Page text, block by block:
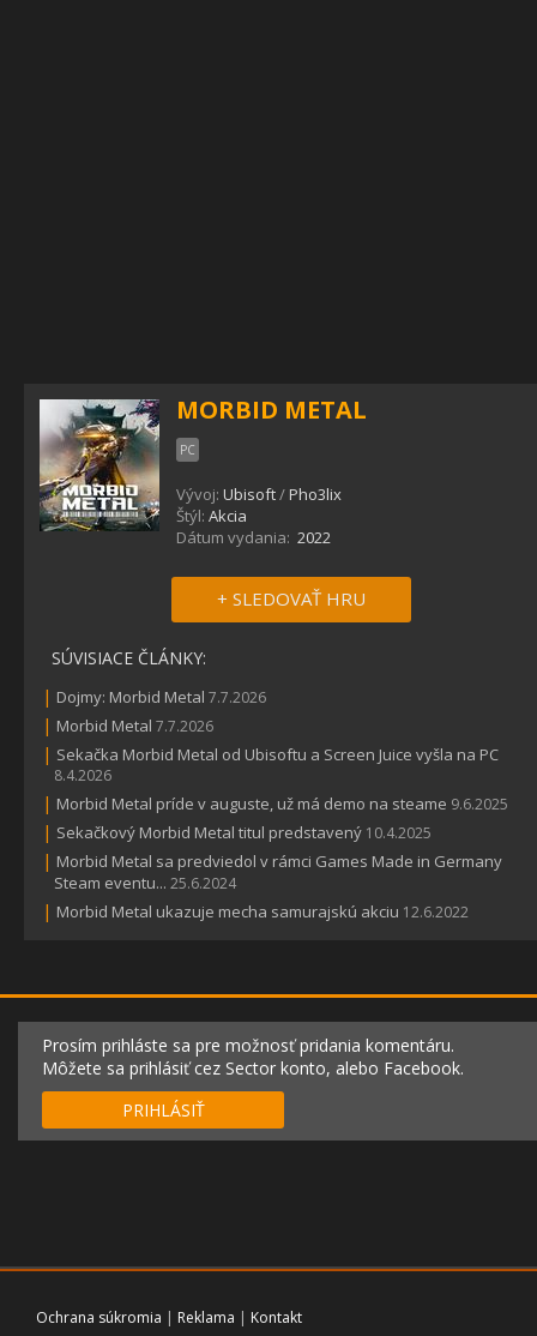
MORBID METAL
PC
Vývoj: Ubisoft/Pho3lix
Štýl: Akcia
Dátum vydania: 2022
+ SLEDOVAŤ HRU
SÚVISIACE ČLÁNKY:
| Dojmy: Morbid Metal 7.7.2026
| Morbid Metal 7.7.2026
| Sekačka Morbid Metal od Ubisoftu a Screen Juice vyšla na PC
8.4.2026
| Morbid Metal príde v auguste, už má demo na steame 9.6.2025
| Sekačkový Morbid Metal titul predstavený 10.4.2025
| Morbid Metal sa predviedol v rámci Games Made in Germany
Steam eventu... 25.6.2024
| Morbid Metal ukazuje mecha samurajskú akciu 12.6.2022
Prosím prihláste sa pre možnosť pridania komentáru.
Môžete sa prihlásiť cez Sector konto, alebo Facebook.
PRIHLÁSIŤ
Ochrana súkromia | Reklama | Kontakt